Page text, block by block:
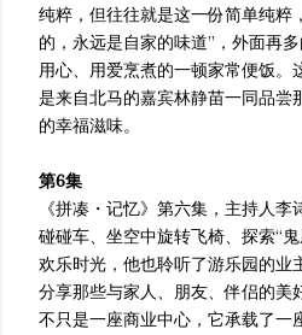
纯粹，但往往就是这一份简单纯粹
的，永远是自家的味道”，外面再
用心、用爱烹煮的一顿家常便饭。
是来自北马的嘉宾林静苗一同品尝
的幸福滋味。
第6集
《拼凑・记忆》第六集，主持人
碰碰车、坐空中旋转飞椅、探索“
欢乐时光，他也聆听了游乐园的业
分享那些与家人、朋友、伴侣的美
不只是一座商业中心，它承载了一